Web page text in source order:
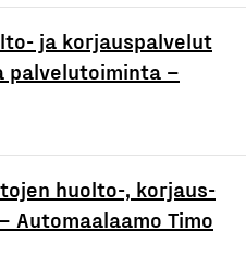
ja korjauspalvelut
palvelutoiminta –
huolto-, korjaus-
Automaalaamo Timo